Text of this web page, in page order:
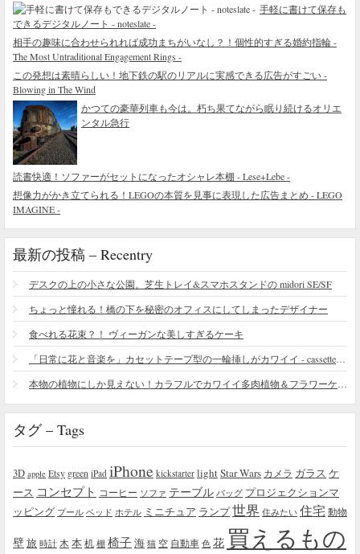
手軽に書けて保存も
できるデジタルノート - noteslate -
相手の趣味に合わせられれば成功まちがいなし？！個性的すぎる婚約指輪 -
The Most Untraditional Engagement Rings -
この発想は素晴らしい！地下鉄の駅のリアルに実感できる広告がすごい -
Blowing in The Wind
かつての豪華列車も今は。朽ち果てながら眠り続けるオリエ
ンタル急行
読書快適！ソファーがセットになったオシャレ本棚 - Lese+Lebe -
想像力がかき立てられる！LEGOの本質を見事に表現した広告まとめ - LEGO
IMAGINE -
最新の投稿 – Recentry
デスクの上の小さな公園。芝生トレイ&スマホスタンドの midori SE/SF
ちょっと憧れる！橋の下を秘密のオフィスにしてしまったデザイナー
食べれる花束？！ ヴィーガンな美しすぎるケーキ
タグ – Tags
3D apple Etsy green iPad iPhone kickstarter lightStar Wars カメラ ガラス ケ
ース コンセプト コーヒー ソファ テーブル バッグ プロジェクションマ
ッピング プール ベッド ホテル ミニチュア ランプ世界 住みたい 住宅 動物
壁旅 時計 木 本机 棚 椅子海 猫 空 自動車 色 花 買えるもの